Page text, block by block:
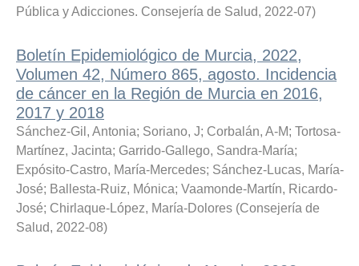
Pública y Adicciones. Consejería de Salud, 2022-07)
Boletín Epidemiológico de Murcia, 2022,
Volumen 42, Número 865, agosto. Incidencia
de cáncer en la Región de Murcia en 2016,
2017 y 2018
Sánchez-Gil, Antonia; Soriano, J; Corbalán, A-M; Tortosa-
Martínez, Jacinta; Garrido-Gallego, Sandra-María;
Expósito-Castro, María-Mercedes; Sánchez-Lucas, María-
José; Ballesta-Ruiz, Mónica; Vaamonde-Martín, Ricardo-
José; Chirlaque-López, María-Dolores (Consejería de
Salud, 2022-08)